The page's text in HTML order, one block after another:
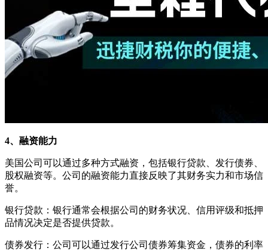
4、融资能力
美国公司可以通过多种方式融资，包括银行贷款、发行债券、
股权融资等。公司的融资能力直接反映了其财务实力和市场信
誉。
银行贷款：银行通常会根据公司的财务状况、信用评级和抵押
品情况决定是否提供贷款。
债券发行：公司可以通过发行公司债券筹集资金，债券的利率